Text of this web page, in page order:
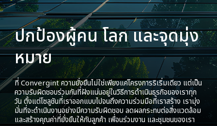
ปกป้องผู้คน โลก และจุดมุ่ง
หมาย
ที่ Convergint ความยั่งยืนไม่ใช่เพียงแค่โครงการริเริ่มเดียว แต่เป็น
ความรับผิดชอบร่วมกันที่ฝังแน่นอยู่ในวิธีการดำเนินธุรกิจของเราทุก
วัน ตั้งแต่โซลูชันที่เราออกแบบไปจนถึงความร่วมมือที่เราสร้าง เรามุ่ง
มั่นที่จะดำเนินงานอย่างมีความรับผิดชอบ ลดผลกระทบต่อสิ่งแวดล้อม
และสร้างคุณค่าที่ยั่งยืนให้กับลูกค้า เพื่อนร่วมงาน และชุมชนของเรา